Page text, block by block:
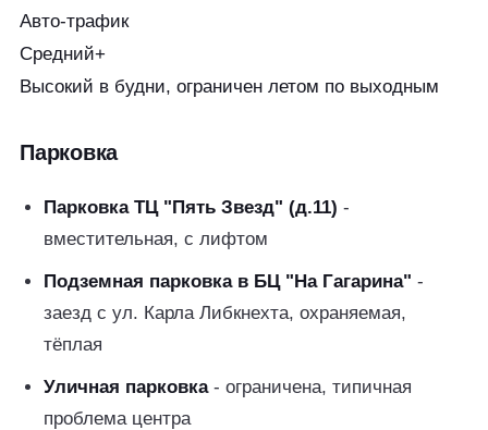
Авто-трафик
Средний+
Высокий в будни, ограничен летом по выходным
Парковка
Парковка ТЦ "Пять Звезд" (д.11) -
вместительная, с лифтом
Подземная парковка в БЦ "На Гагарина" -
заезд с ул. Карла Либкнехта, охраняемая,
тёплая
Уличная парковка- ограничена, типичная
проблема центра